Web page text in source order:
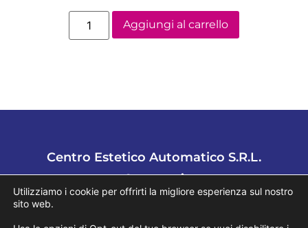
Aggiungi al carrello
Centro Estetico Automatico S.R.L.
Contattaci
Utilizziamo i cookie per offrirti la migliore esperienza sul nostro
sito web.